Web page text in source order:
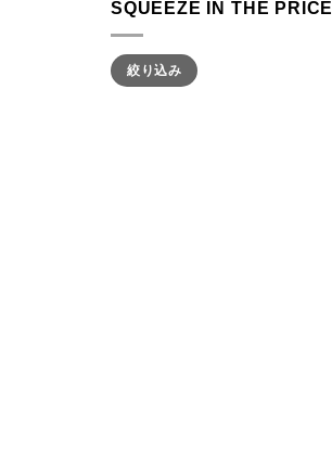
SQUEEZE IN THE PRICE
最
低
価
最
高
価
絞り込み